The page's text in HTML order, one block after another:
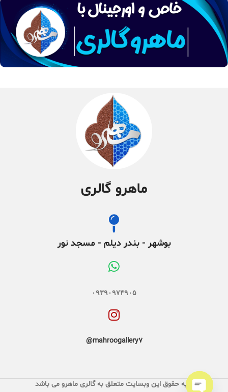
ماهرو گالری
بوشهر - بندر دیلم - مسجد نور
۰۹۳۹۰۹۷۴۹۰۵
mahroogallery7@
کلیه حقوق این وبسایت متعلق به گالری ماهرو می باشد